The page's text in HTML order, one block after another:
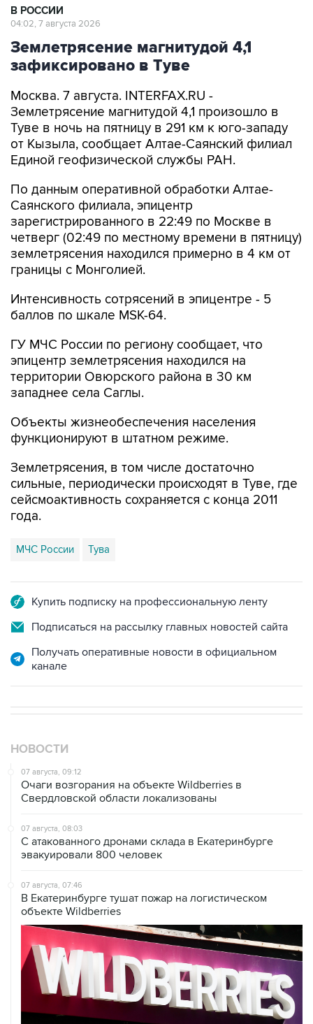
Землетрясение магнитудой 4,1
зафиксировано в Туве
Москва. 7 августа. INTERFAX.RU -
Туве в ночь на пятницу в 291 км к юго-западу
от Кызыла, сообщает Алтае-Саянский филиал
Единой геофизической службы РАН.
По данным оперативной обработки Алтае-
зарегистрированного в 22:49 по Москве в
четверг (02:49 по местному времени в пятницу)
землетрясения находился примерно в 4 км от
границы с Монголией.
Интенсивность сотрясений в эпицентре - 5
ГУ МЧС России по региону сообщает, что
территории Овюрского района в 30 км
западнее села Саглы.
Объекты жизнеобеспечения населения
Землетрясения, в том числе достаточно
сейсмоактивность сохраняется с конца 2011
года.
МЧС России
Подписаться на рассылку главных новостей сайта
Получать оперативные новости в официальном
07 августа, 09:12
Очаги возгорания на объекте Wildberries в
Свердловской области локализованы
07 августа, 08:03
эвакуировали 800 человек
07 августа, 07:46
объекте Wildberries